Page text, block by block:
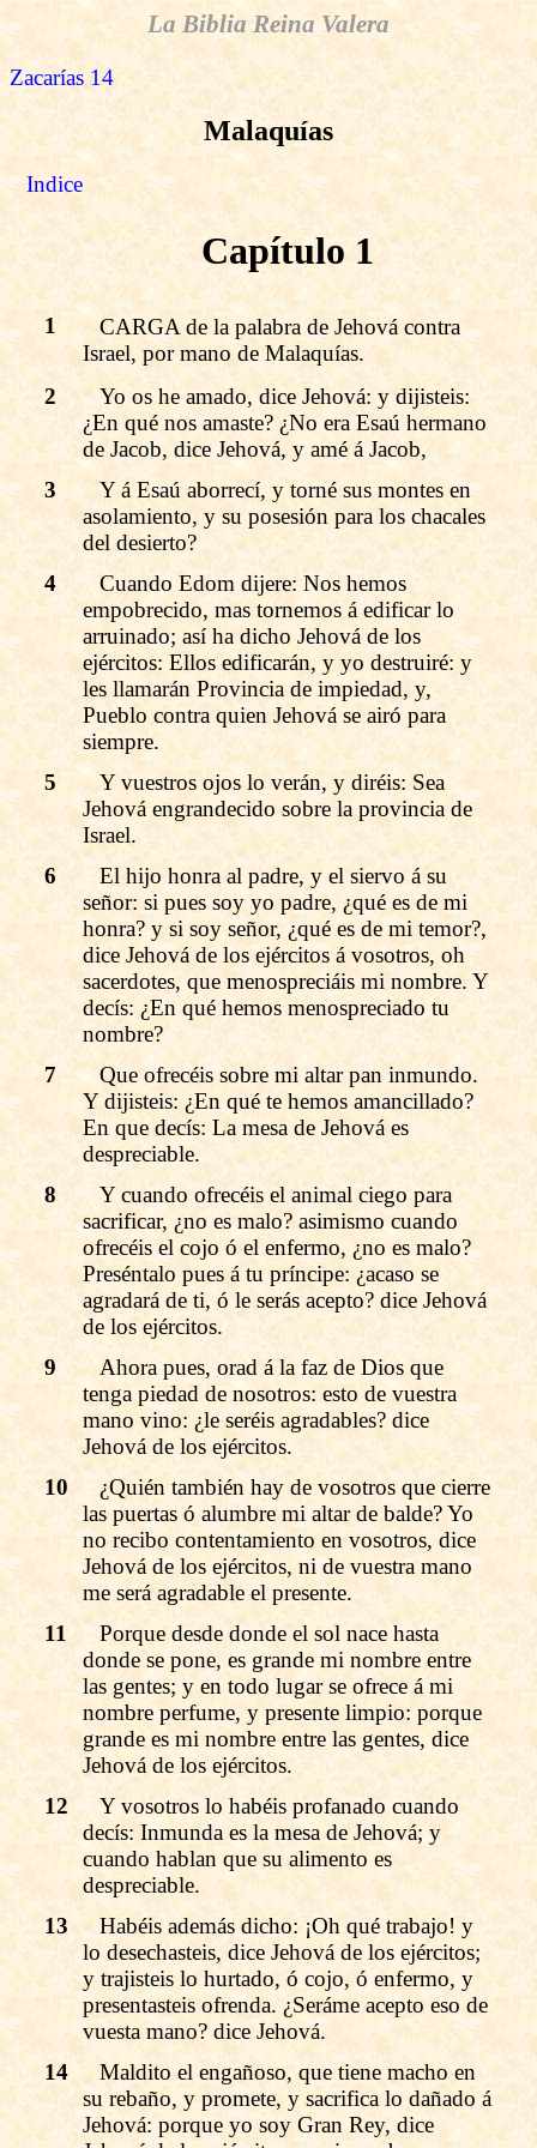
La Biblia Reina Valera
Zacarías 14
Malaquías
Indice
Capítulo 1
1
CARGA de la palabra de Jehová contra
Israel, por mano de Malaquías.
2
Yo os he amado, dice Jehová: y dijisteis:
¿En qué nos amaste? ¿No era Esaú hermano
de Jacob, dice Jehová, y amé á Jacob,
3
Y á Esaú aborrecí, y torné sus montes en
asolamiento, y su posesión para los chacales
del desierto?
4
Cuando Edom dijere: Nos hemos
empobrecido, mas tornemos á edificar lo
arruinado; así ha dicho Jehová de los
ejércitos: Ellos edificarán, y yo destruiré: y
les llamarán Provincia de impiedad, y,
Pueblo contra quien Jehová se airó para
siempre.
5
Y vuestros ojos lo verán, y diréis: Sea
Jehová engrandecido sobre la provincia de
Israel.
6
El hijo honra al padre, y el siervo á su
señor: si pues soy yo padre, ¿qué es de mi
honra? y si soy señor, ¿qué es de mi temor?,
dice Jehová de los ejércitos á vosotros, oh
sacerdotes, que menospreciáis mi nombre. Y
decís: ¿En qué hemos menospreciado tu
nombre?
7
Que ofrecéis sobre mi altar pan inmundo.
Y dijisteis: ¿En qué te hemos amancillado?
En que decís: La mesa de Jehová es
despreciable.
8
Y cuando ofrecéis el animal ciego para
sacrificar, ¿no es malo? asimismo cuando
ofrecéis el cojo ó el enfermo, ¿no es malo?
Preséntalo pues á tu príncipe: ¿acaso se
agradará de ti, ó le serás acepto? dice Jehová
de los ejércitos.
9
Ahora pues, orad á la faz de Dios que
tenga piedad de nosotros: esto de vuestra
mano vino: ¿le seréis agradables? dice
Jehová de los ejércitos.
10
¿Quién también hay de vosotros que cierre
las puertas ó alumbre mi altar de balde? Yo
no recibo contentamiento en vosotros, dice
Jehová de los ejércitos, ni de vuestra mano
me será agradable el presente.
11
Porque desde donde el sol nace hasta
donde se pone, es grande mi nombre entre
las gentes; y en todo lugar se ofrece á mi
nombre perfume, y presente limpio: porque
grande es mi nombre entre las gentes, dice
Jehová de los ejércitos.
12
Y vosotros lo habéis profanado cuando
decís: Inmunda es la mesa de Jehová; y
cuando hablan que su alimento es
despreciable.
13
Habéis además dicho: ¡Oh qué trabajo! y
lo desechasteis, dice Jehová de los ejércitos;
y trajisteis lo hurtado, ó cojo, ó enfermo, y
presentasteis ofrenda. ¿Seráme acepto eso de
vuesta mano? dice Jehová.
14
Maldito el engañoso, que tiene macho en
su rebaño, y promete, y sacrifica lo dañado á
Jehová: porque yo soy Gran Rey, dice